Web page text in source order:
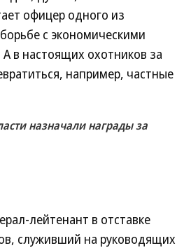
офицер одного из
с экономическими
в настоящих охотников за
например, частные
назначали награды за
лейтенант в отставке
служивший на руководящих